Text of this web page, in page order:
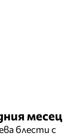
месец
блести с